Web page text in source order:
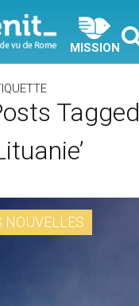
MISSION
Tagged
NOUVELLES